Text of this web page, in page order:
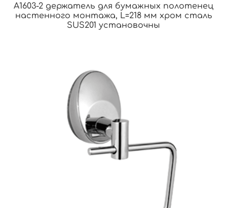
A1603-2 держатель для бумажных полотенец
настенного монтажа, L=218 мм хром сталь
SUS201 установочны